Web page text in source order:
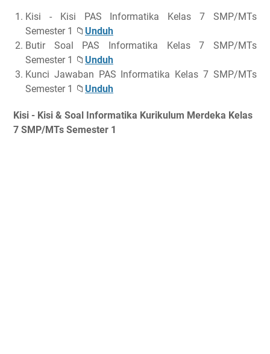
Kisi - Kisi PAS Informatika Kelas 7 SMP/MTs
Semester 1 📁 Unduh
Butir Soal PAS Informatika Kelas 7 SMP/MTs
Semester 1 📁 Unduh
Kunci Jawaban PAS Informatika Kelas 7 SMP/MTs
Semester 1 📁 Unduh
Kisi - Kisi & Soal Informatika Kurikulum Merdeka Kelas
7 SMP/MTs Semester 1